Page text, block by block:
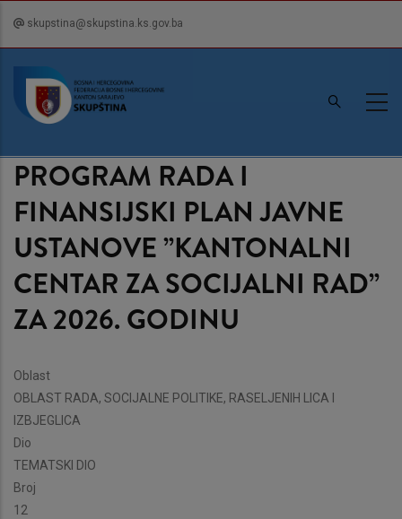
content
skupstina@skupstina.ks.gov.ba
PROGRAM RADA I
FINANSIJSKI PLAN JAVNE
USTANOVE ”KANTONALNI
CENTAR ZA SOCIJALNI RAD”
ZA 2026. GODINU
Oblast
OBLAST RADA, SOCIJALNE POLITIKE, RASELJENIH LICA I
IZBJEGLICA
Dio
TEMATSKI DIO
Broj
12